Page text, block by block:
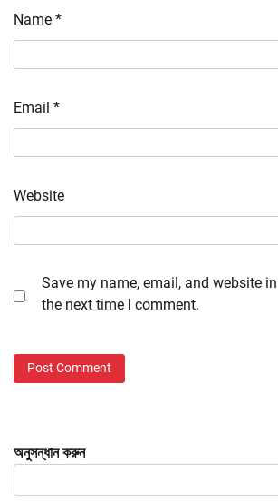
Name *
Email *
Website
Save my name, email, and website
the next time I comment.
অনুসন্ধান করুন